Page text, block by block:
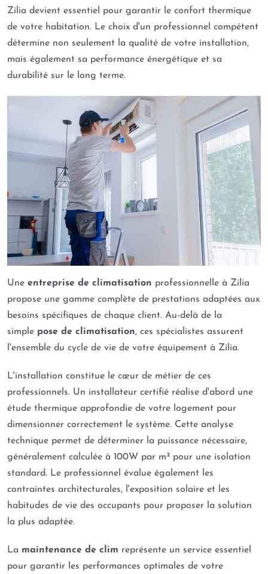
Zilia devient essentiel pour garantir le confort thermique
de votre habitation. Le choix d'un professionnel compétent
détermine non seulement la qualité de votre installation,
mais également sa performance énergétique et sa
durabilité sur le long terme.
Une entreprise de climatisation professionnelle à Zilia
propose une gamme complète de prestations adaptées aux
besoins spécifiques de chaque client. Au-delà de la
simple pose de climatisation, ces spécialistes assurent
l'ensemble du cycle de vie de votre équipement à Zilia.
L'installation constitue le cœur de métier de ces
professionnels. Un installateur certifié réalise d'abord une
étude thermique approfondie de votre logement pour
dimensionner correctement le système. Cette analyse
technique permet de déterminer la puissance nécessaire,
généralement calculée à 100W par m² pour une isolation
standard. Le professionnel évalue également les
contraintes architecturales, l'exposition solaire et les
habitudes de vie des occupants pour proposer la solution
la plus adaptée.
La maintenance de clim représente un service essentiel
pour garantir les performances optimales de votre